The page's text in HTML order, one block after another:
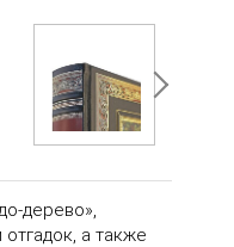
дерево»,
а также